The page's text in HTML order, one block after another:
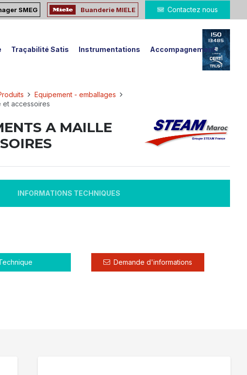
SMEG Buanderie MIELE Contactez nous
Traçabilité Satis Instrumentations Accompagnement
Equipement - emballages
et accessoires
A MAILLE
INFORMATIONS TECHNIQUES
Demande d'informations